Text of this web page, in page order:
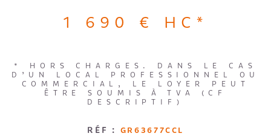
1 690 € HC*
* HORS CHARGES. DANS LE CAS
D’UN LOCAL PROFESSIONNEL OU
COMMERCIAL, LE LOYER PEUT
ÊTRE SOUMIS À TVA (CF
DESCRIPTIF)
RÉF : GR63677CCL